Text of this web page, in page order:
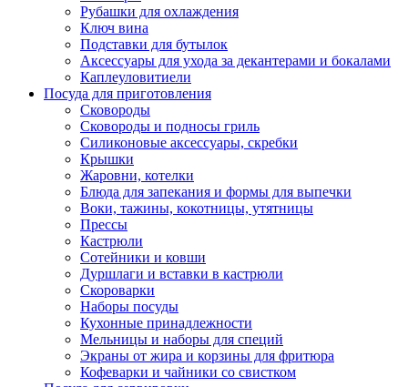
Рубашки для охлаждения
Ключ вина
Подставки для бутылок
Аксессуары для ухода за декантерами и бокалами
Каплеуловитиели
Посуда для приготовления
Сковороды
Сковороды и подносы гриль
Силиконовые аксессуары, скребки
Крышки
Жаровни, котелки
Блюда для запекания и формы для выпечки
Воки, тажины, кокотницы, утятницы
Прессы
Кастрюли
Сотейники и ковши
Дуршлаги и вставки в кастрюли
Скороварки
Наборы посуды
Кухонные принадлежности
Мельницы и наборы для специй
Экраны от жира и корзины для фритюра
Кофеварки и чайники со свистком